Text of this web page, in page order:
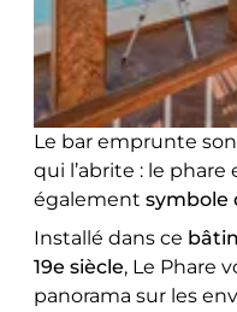
Le bar emprunte
qui l’abrite : le
également symbole
Installé dans ce
19e siècle, Le Phare
panorama sur les